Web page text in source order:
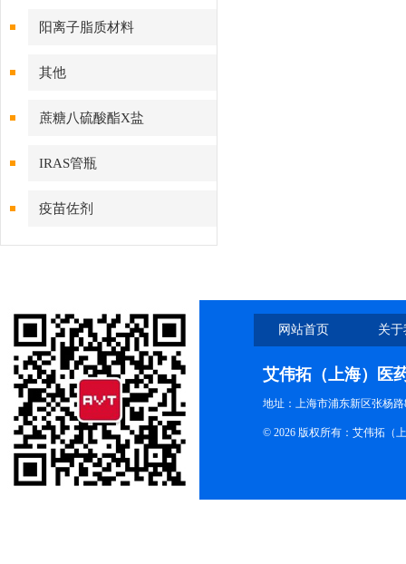
阳离子脂质材料
其他
蔗糖八硫酸酯X盐
IRAS管瓶
疫苗佐剂
网站首页 关
艾伟拓（上海）医
地址：上海市浦东新区张杨
© 2026 版权所有：艾伟拓（